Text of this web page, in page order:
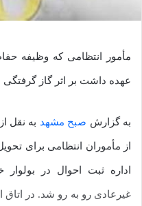
مأمور انتظامی که وظیفه
عهده داشت بر اثر گاز
به گزارش صبح مشهد به نقل
از مأموران انتظامی برای
اداره ثبت احوال در بولوار
غیرعادی رو به رو شد. در